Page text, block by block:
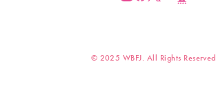
© 2025 WBFJ. All Rights Reserved.